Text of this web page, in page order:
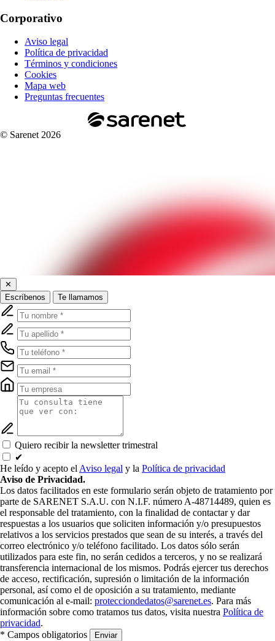
Corporativo
Aviso legal
Política de privacidad
Términos y condiciones
Cookies
Mapa web
Preguntas frecuentes
© Sarenet 2026
✕
Escríbenos
Te llamamos
Quiero recibir la newsletter trimestral
✔
He leído y acepto el Aviso legal y la Política de privacidad
Aviso de Privacidad.
Los datos facilitados en este formulario serán objeto de tratamiento por
parte de SARENET S.A.U. con N.I.F. número A-48714489, quien es
el responsable del tratamiento, con la finalidad de contactar y dar
respuestas a los usuarios que soliciten información y/o presupuestos
relativos a los servicios prestados que sean de su interés, a través del
correo electrónico y/o teléfono facilitado. Los datos sólo serán
utilizados para este fin, no serán cedidos a terceros, y no se realizará
transferencia internacional de los mismos. Podrás ejercer tus derechos
de acceso, rectificación, supresión o limitación de la información
personal, así como el de oposición a su tratamiento, mediante
comunicación al e-mail: protecciondedatos@sarenet.es. Para más
información sobre como tratamos tus datos, visita nuestra Política de
privacidad.
* Campos obligatorios
Enviar